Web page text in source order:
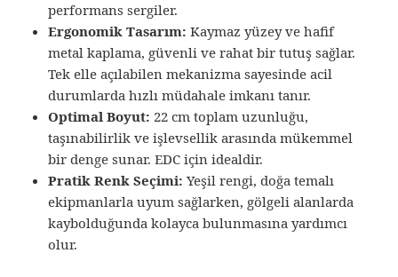
performans sergiler.
Ergonomik Tasarım: Kaymaz yüzey ve hafif
metal kaplama, güvenli ve rahat bir tutuş sağlar.
Tek elle açılabilen mekanizma sayesinde acil
durumlarda hızlı müdahale imkanı tanır.
Optimal Boyut: 22 cm toplam uzunluğu,
taşınabilirlik ve işlevsellik arasında mükemmel
bir denge sunar. EDC için idealdir.
Pratik Renk Seçimi: Yeşil rengi, doğa temalı
ekipmanlarla uyum sağlarken, gölgeli alanlarda
kaybolduğunda kolayca bulunmasına yardımcı
olur.